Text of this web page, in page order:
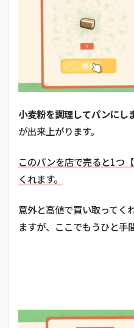
小麦粉を調理してパンにし
が出来上がります。
このパンを店で売ると1つ
くれます。
意外と高値で買い取ってく
ますが、ここでもうひと手